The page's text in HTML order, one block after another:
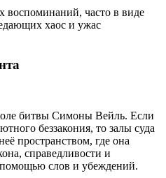
воспоминаний, часто в виде
хаос и ужас
битвы Симоны Вейль. Если
беззакония, то залы суда
пространством, где она
справедливости и
помощью слов и убеждений.